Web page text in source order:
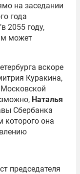
на заседании
года
2055 году,
может
вскоре
Куракина,
Наталья
Сбербанка
которого она
председателя